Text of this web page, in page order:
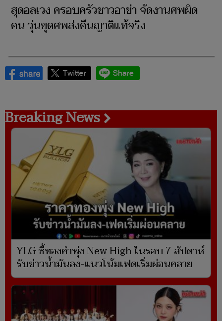
สุดอลเวง ครอบครัวชาวอาข่า จัดงานศพผิด
คน วุ่นขุดศพส่งคืนญาติแท้จริง
Breaking News
YLG ชี้ทองคำพุ่ง New High ในรอบ 7 สัปดาห์
รับข่าวน้ำมันลง-แนวโน้มเฟดเริ่มผ่อนคลาย